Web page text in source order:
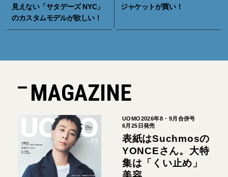
見えない「サタデーズ NYC」
のカスタムモデルが欲しい！
ジャケットが買い！
MAGAZINE
UOMO2026年8・9月合併号
6月25日発売
表紙はSuchmosの
YONCEさん。大特
集は「くい止め」